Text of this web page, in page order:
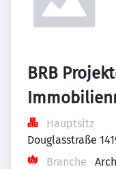
BRB
Hauptsitz
Douglasstraße
Branche